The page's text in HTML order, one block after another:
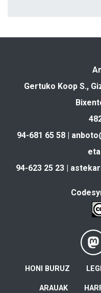
Gertuko Koop S.,
94-681 65 58 |
94-623 25 23 |
HONI BURUZ
ARAUAK